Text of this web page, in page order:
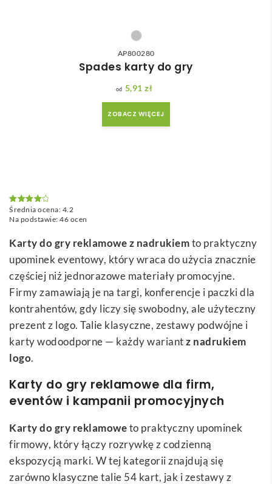
AP800280
Spades karty do gry
5,91 zł
ZOBACZ WIĘCEJ
Oceniono
4.2
na 5
Średnia ocena: 4.2
Na podstawie: 46 ocen
Karty do gry reklamowe z nadrukiemto praktyczny
upominek eventowy, który wraca do użycia znacznie
częściej niż jednorazowe materiały promocyjne.
Firmy zamawiają je na targi, konferencje i paczki dla
kontrahentów, gdy liczy się swobodny, ale użyteczny
prezent z logo. Talie klasyczne, zestawy podwójne i
karty wodoodporne — każdy wariantz nadrukiem
logo.
Karty do gry reklamowe dla firm,
eventów i kampanii promocyjnych
Karty do gry reklamoweto praktyczny upominek
firmowy, który łączy rozrywkę z codzienną
ekspozycją marki. W tej kategorii znajdują się
zarówno klasyczne talie 54 kart, jak i zestawy z